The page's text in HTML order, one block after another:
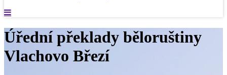
Úřední překlady běloruštiny
Vlachovo Březí